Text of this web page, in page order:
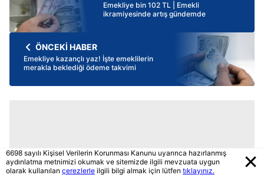
Emekliye bin 102 TL | Emekli
ikramiyesinde artış gündemde
ÖNCEKİ HABER
Emekliye kazançlı yaz! İşte emeklilerin
merakla beklediği ödeme takvimi
6698 sayılı Kişisel Verilerin Korunması Kanunu uyarınca hazırlanmış
aydınlatma metnimizi okumak ve sitemizde ilgili mevzuata uygun
olarak kullanılan çerezlerle ilgili bilgi almak için lütfen tıklayınız.